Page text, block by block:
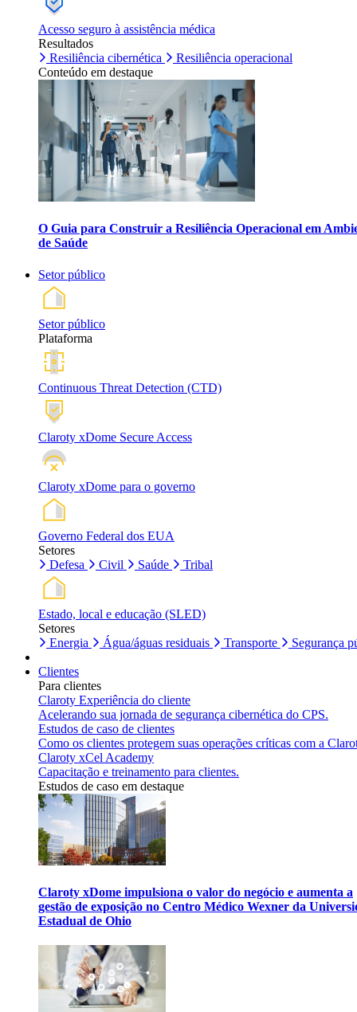
Acesso seguro à assistência médica
Resultados
Resiliência cibernética
Resiliência operacional
Conteúdo em destaque
O Guia para Construir a Resiliência Operacional em
de Saúde
Setor público
Setor público
Plataforma
Continuous Threat Detection (CTD)
Claroty xDome Secure Access
Claroty xDome para o governo
Governo Federal dos EUA
Setores
Defesa
Civil Saúde Tribal
Estado, local e educação (SLED)
Setores
Energia
Água/águas residuais Transporte Segurança
Clientes
Para clientes
Claroty Experiência do cliente
Acelerando sua jornada de segurança cibernética do CPS.
Estudos de caso de clientes
Como os clientes protegem suas operações críticas com a
Claroty xCel Academy
Capacitação e treinamento para clientes.
Estudos de caso em destaque
Claroty xDome impulsiona o valor do negócio e aumenta a
gestão de exposição no Centro Médico Wexner da
Estadual de Ohio